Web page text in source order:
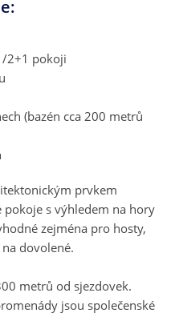
2+1 pokoji
(bazén cca 200 metrů
prvkem
pokoje s výhledem na hory
zejména pro hosty,
dovolené.
metrů od sjezdovek.
jsou společenské